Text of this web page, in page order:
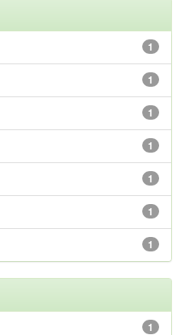
1
1
1
1
1
1
1
1